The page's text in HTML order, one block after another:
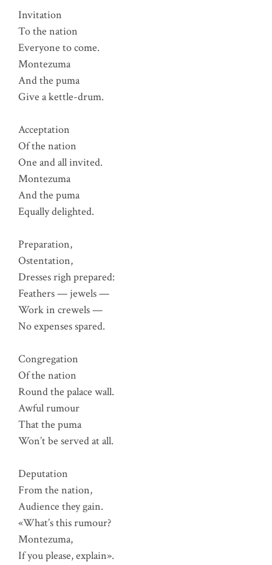
Invitation
To the nation
Everyone to come.
Montezuma
And the puma
Give a kettle-drum.
Acceptation
Of the nation
One and all invited.
Montezuma
And the puma
Equally delighted.
Preparation,
Ostentation,
Dresses righ prepared:
Feathers — jewels —
Work in crewels —
No expenses spared.
Congregation
Of the nation
Round the palace wall.
Awful rumour
That the puma
Won’t be served at all.
Deputation
From the nation,
Audience they gain.
«What’s this rumour?
Montezuma,
If you please, explain».